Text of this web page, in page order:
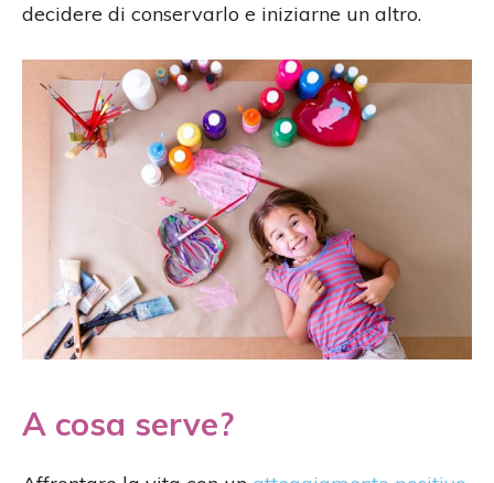
decidere di conservarlo e iniziarne un altro.
A cosa serve?